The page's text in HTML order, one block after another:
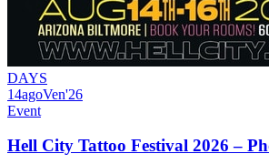
DAYS
14agoVen'26
Event
Hell City Tattoo Festival 2026 –